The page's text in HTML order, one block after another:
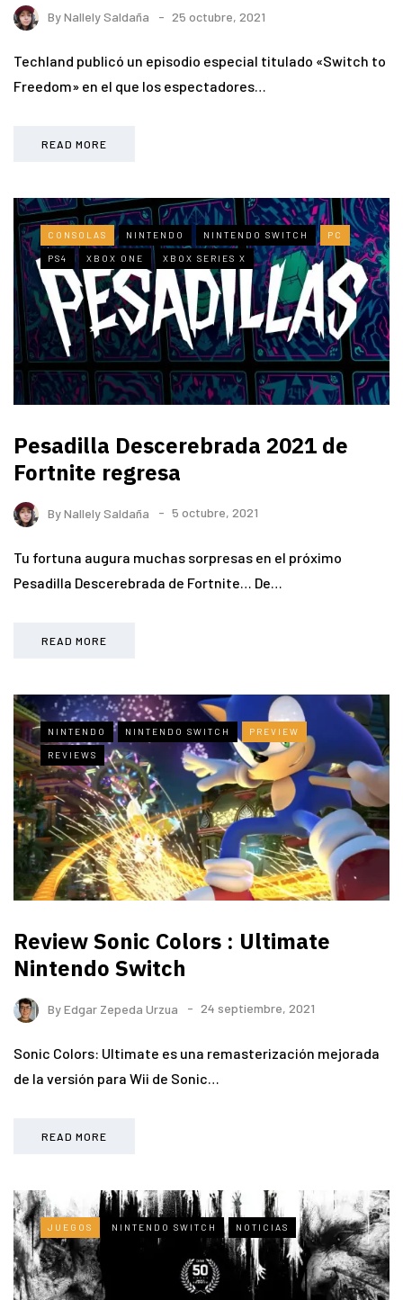
ByNallely Saldaña 25 octubre, 2021
Techland publicó un episodio especial titulado «Switch to
Freedom» en el que los espectadores…
READ MORE
CONSOLAS NINTENDO NINTENDO SWITCH PC
PS4 XBOX ONE XBOX SERIES X
Pesadilla Descerebrada 2021 de
Fortnite regresa
ByNallely Saldaña 5 octubre, 2021
Tu fortuna augura muchas sorpresas en el próximo
Pesadilla Descerebrada de Fortnite… De…
READ MORE
NINTENDO NINTENDO SWITCH PREVIEW
REVIEWS
Review Sonic Colors : Ultimate
Nintendo Switch
ByEdgar Zepeda Urzua 24 septiembre, 2021
Sonic Colors: Ultimate es una remasterización mejorada
de la versión para Wii de Sonic…
READ MORE
JUEGOS NINTENDO SWITCH NOTICIAS